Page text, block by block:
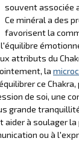
souvent associée
Ce minéral a des
favorisent la
attributs du
la
ce
de soi, une
grande
aider à soulager
ou à